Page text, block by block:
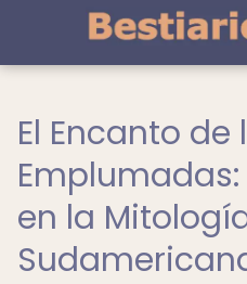
El Encanto
en la